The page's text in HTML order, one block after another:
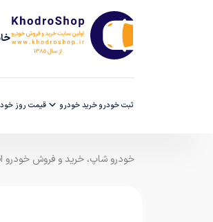
ثبت خودروخرید خودرو قیمت روز
خودرو شاپ، خرید و فروش خودرو اقساطی مدل ۹۰ به